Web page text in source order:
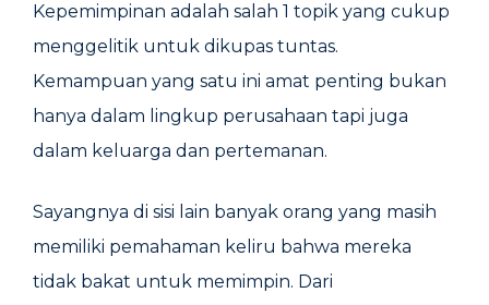
Kepemimpinan adalah salah 1 topik yang cukup
menggelitik untuk dikupas tuntas.
Kemampuan yang satu ini amat penting bukan
hanya dalam lingkup perusahaan tapi juga
dalam keluarga dan pertemanan.
Sayangnya di sisi lain banyak orang yang masih
memiliki pemahaman keliru bahwa mereka
tidak bakat untuk memimpin. Dari